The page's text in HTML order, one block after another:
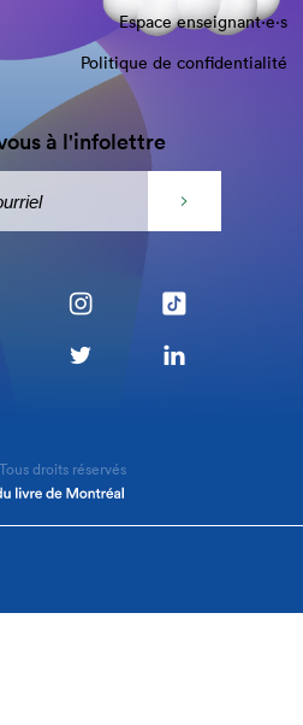
Espace enseignant·e⋅s
Politique de confidentialité
à l'infolettre
droits réservés